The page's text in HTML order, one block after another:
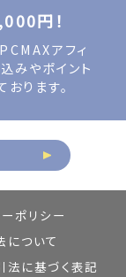
円！
アフィ
みやポイント
ります。
ポリシー
について
法に基づく表記